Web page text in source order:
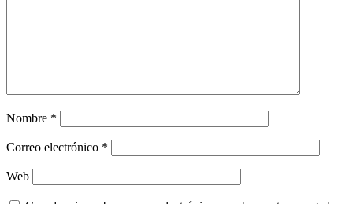
Nombre *
Correo electrónico *
Web